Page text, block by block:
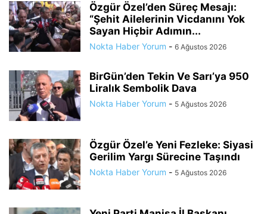
Özgür Özel’den Süreç Mesajı:
“Şehit Ailelerinin Vicdanını Yok
Sayan Hiçbir Adımın...
Nokta Haber Yorum - 6 Ağustos 2026
BirGün’den Tekin Ve Sarı’ya 950
Liralık Sembolik Dava
Nokta Haber Yorum - 5 Ağustos 2026
Özgür Özel’e Yeni Fezleke: Siyasi
Gerilim Yargı Sürecine Taşındı
Nokta Haber Yorum - 5 Ağustos 2026